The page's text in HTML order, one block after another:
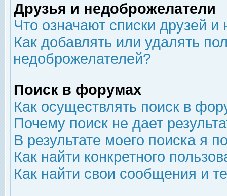
Друзья и недоброжелатели
Что означают списки друзей
Как добавлять или удалять
недоброжелателей?
Поиск в форумах
Как осуществлять поиск в
Почему поиск не дает
В результате моего поиска я
Как найти конкретного
Как найти свои сообщения и